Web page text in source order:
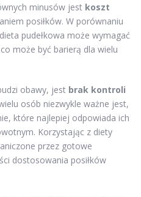
minusów jest koszt
posiłków. W porównaniu
pudełkowa może wymagać
może być barierą dla wielu
obawy, jest brak kontroli
osób niezwykle ważne jest,
które najlepiej odpowiada ich
Korzystając z diety
przez gotowe
dostosowania posiłków